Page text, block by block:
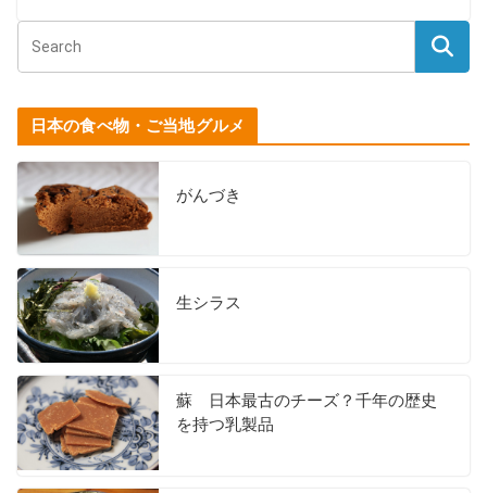
日本の食べ物・ご当地グルメ
がんづき
生シラス
蘇 日本最古のチーズ？千年の歴史
を持つ乳製品